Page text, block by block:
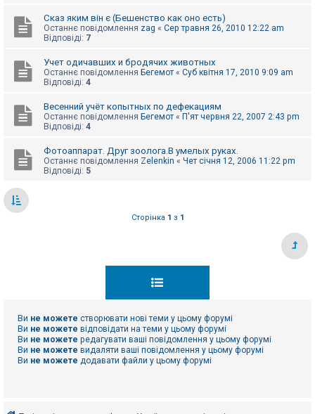
Сказ яким він є (Бешенство как оно есть)
Останнє повідомлення zag « Сер травня 26, 2010 12:22 am
Відповіді: 7
Учет одичавших и бродячих животных
Останнє повідомлення Бегемот « Суб квітня 17, 2010 9:09 am
Відповіді: 4
Весенний учёт копытных по дефекациям
Останнє повідомлення Бегемот « П'ят червня 22, 2007 2:43 pm
Відповіді: 4
Фотоаппарат. Друг зоолога.В умелых руках.
Останнє повідомлення Zelenkin « Чет січня 12, 2006 11:22 pm
Відповіді: 5
Сторінка 1 з 1
Ви не можете створювати нові теми у цьому форумі
Ви не можете відповідати на теми у цьому форумі
Ви не можете редагувати ваші повідомлення у цьому форумі
Ви не можете видаляти ваші повідомлення у цьому форумі
Ви не можете додавати файли у цьому форумі